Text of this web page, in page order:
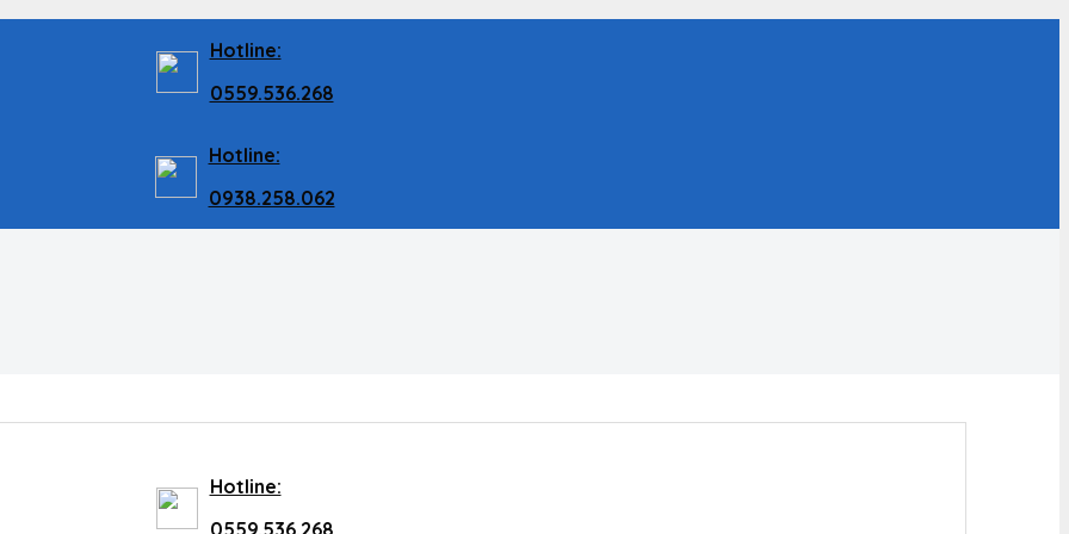
Hotline:
0559.536.268
Hotline:
0938.258.062
Hotline:
0559.536.268